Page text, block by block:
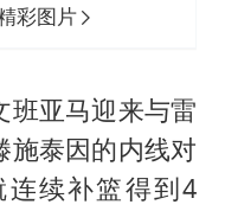
彩图片
班亚马迎来与雷
施泰因的内线对
续补篮得到4